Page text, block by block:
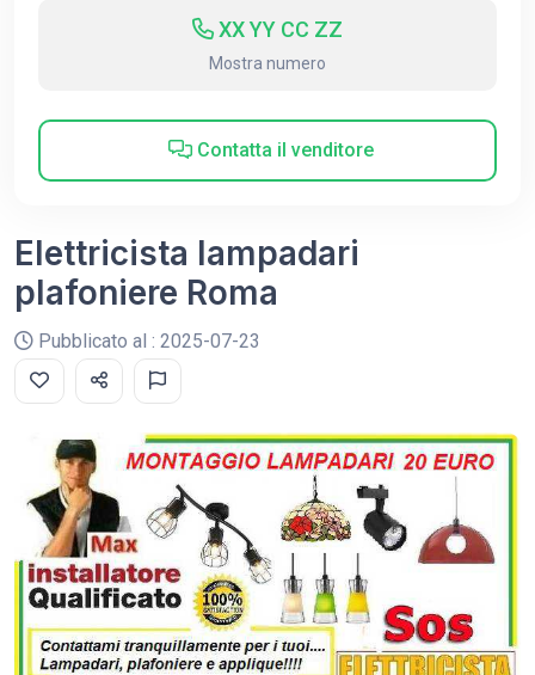
XX YY CC ZZ
Mostra numero
Contatta il venditore
Elettricista lampadari
plafoniere Roma
Pubblicato al : 2025-07-23